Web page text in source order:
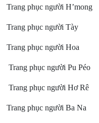
Trang phục người H’mong
Trang phục người Tày
Trang phục người Hoa
Trang phục người Pu Péo
Trang phục người Hơ Rê
Trang phục người Ba Na